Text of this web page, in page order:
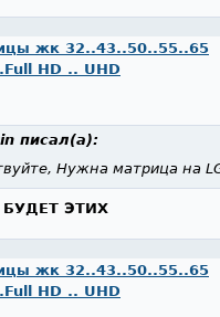
жк 32..43..50..55..65
HD .. UHD
писал(а):
Нужна матрица на
ЭТИХ
жк 32..43..50..55..65
HD .. UHD